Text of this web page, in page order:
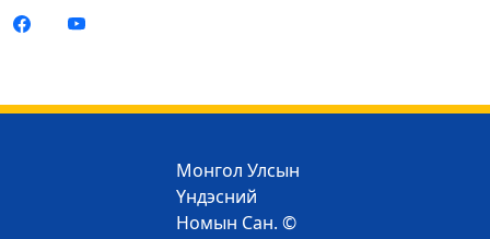
Монгол Улсын
Үндэсний
Номын Сан. ©